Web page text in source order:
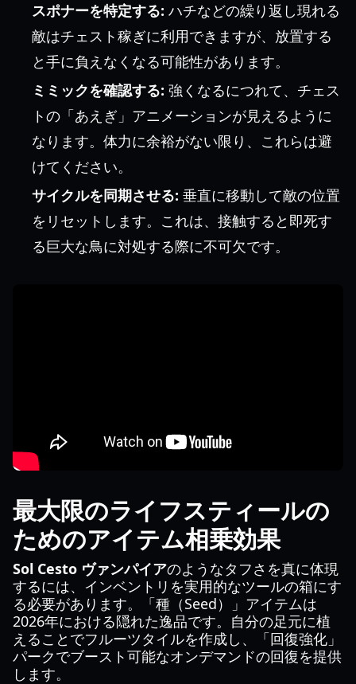
スポナーを特定する: ハチなどの繰り返し現れる
敵はチェスト稼ぎに利用できますが、放置する
と手に負えなくなる可能性があります。
ミミックを確認する: 強くなるにつれて、チェス
トの「あえぎ」アニメーションが見えるように
なります。体力に余裕がない限り、これらは避
けてください。
サイクルを同期させる: 垂直に移動して敵の位置
をリセットします。これは、接触すると即死す
る巨大な鳥に対処する際に不可欠です。
最大限のライフスティールの
ためのアイテム相乗効果
Sol Cesto ヴァンパイアのようなタフさを真に体現
するには、インベントリを実用的なツールの箱にす
る必要があります。「種（Seed）」アイテムは
2026年における隠れた逸品です。自分の足元に植
えることでフルーツタイルを作成し、「回復強化」
パークでブースト可能なオンデマンドの回復を提供
します。